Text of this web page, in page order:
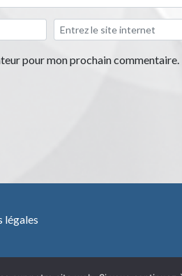
pour mon prochain commentaire.
légales